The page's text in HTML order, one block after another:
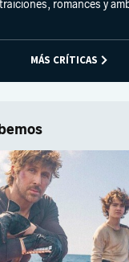
romances y
MÁS CRÍTICAS